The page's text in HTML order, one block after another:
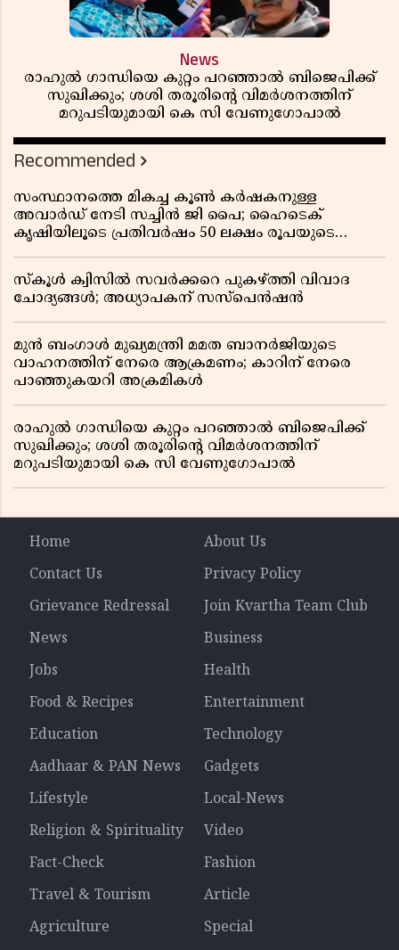
News
രാഹുൽ ഗാന്ധിയെ കുറ്റം പറഞ്ഞാൽ ബിജെപിക്ക്
സുഖിക്കും; ശശി തരൂരിന്റെ വിമർശനത്തിന്
മറുപടിയുമായി കെ സി വേണുഗോപാൽ
Recommended
സംസ്ഥാനത്തെ മികച്ച കൂൺ കർഷകനുള്ള
അവാർഡ് നേടി സച്ചിൻ ജി പൈ; ഹൈടെക്
കൃഷിയിലൂടെ പ്രതിവർഷം 50 ലക്ഷം രൂപയുടെ
സ്കൂൾ ക്വിസിൽ സവർക്കറെ പുകഴ്ത്തി വിവാദ
ചോദ്യങ്ങൾ; അധ്യാപകന് സസ്പെൻഷൻ
മുൻ ബംഗാൾ മുഖ്യമന്ത്രി മമത ബാനർജിയുടെ
വാഹനത്തിന് നേരെ ആക്രമണം; കാറിന് നേരെ
പാഞ്ഞുകയറി അക്രമികൾ
രാഹുൽ ഗാന്ധിയെ കുറ്റം പറഞ്ഞാൽ ബിജെപിക്ക്
സുഖിക്കും; ശശി തരൂരിന്റെ വിമർശനത്തിന്
മറുപടിയുമായി കെ സി വേണുഗോപാൽ
Home
About Us
Contact Us
Privacy Policy
Grievance Redressal
Join Kvartha Team Club
News
Business
Jobs
Health
Food & Recipes
Entertainment
Education
Technology
Aadhaar & PAN News
Gadgets
Lifestyle
Local-News
Religion & Spirituality
Video
Fact-Check
Fashion
Travel & Tourism
Article
Agriculture
Special